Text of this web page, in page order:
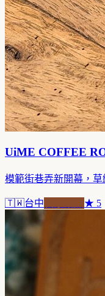
UiME COFFEE
模範街巷弄新開幕，
🇹🇼台中 ★ 5